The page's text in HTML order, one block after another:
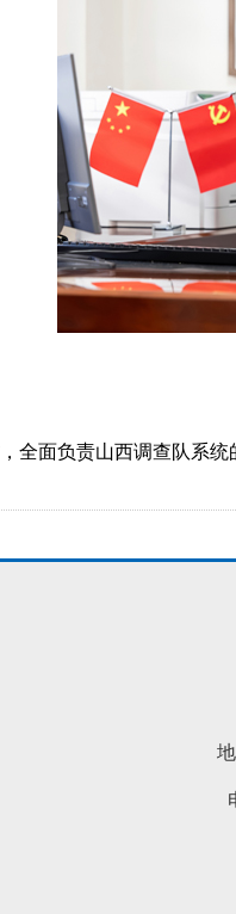
全面负责山西调查队系